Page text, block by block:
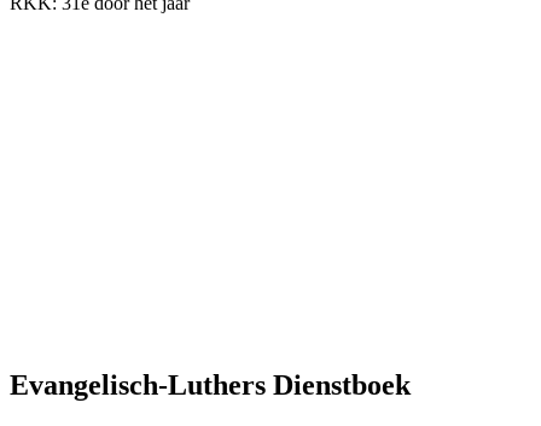
Evangelisch-Luthers Dienstboek